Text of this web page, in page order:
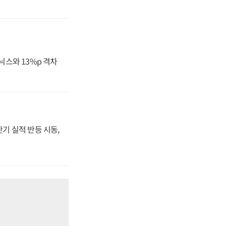
스와 13%p 격차
실적 반등 시동,